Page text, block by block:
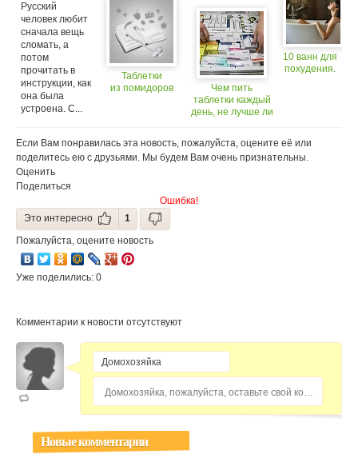
Русский
человек любит
сначала вещь
сломать, а
потом
прочитать в
инструкции, как
она была
устроена. С...
Таблетки
из помидоров
инфаркты и
инсульты
Чем пить
таблетки каждый
день, не лучше ли
10 ванн для
похудения.
Если Вам понравилась эта новость, пожалуйста, оцените её или
поделитесь ею с друзьями. Мы будем Вам очень признательны.
Оценить
Поделиться
Ошибка!
Это интересно
1
Пожалуйста, оцените новость
Уже поделились: 0
Комментарии к новости отсутствуют
Домохозяйка, пожалуйста, оставьте свой комментарий...
Новые комментарии